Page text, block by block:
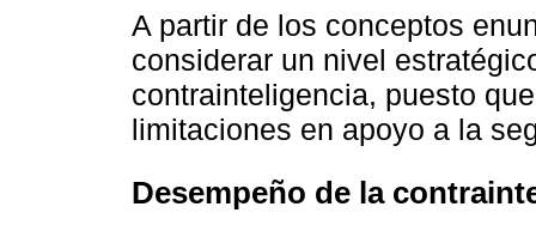
A partir de los conceptos
considerar un nivel
contrainteligencia, puesto
limitaciones en apoyo a la
Desempeño de la